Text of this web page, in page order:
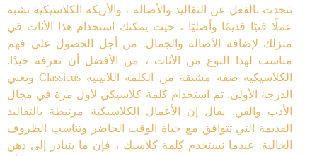
نتحدث بالفعل عن التقاليد والأصالة ، والأريكة الكلاسيكية تشبه
عملًا فنيًا قديمًا وأصليًا ، حيث يمكنك استخدام هذا الأثاث في
منزلك لإضافة الأصالة والجمال. من أجل الحصول على فهم
مناسب لهذا النوع من الأثاث ، من الأفضل أن تعرفه جيدًا.
الكلاسيكية صفة مشتقة من الكلمة اللاتينية Classicus وتعني
الدرجة الأولى. تم استخدام كلمة كلاسيكي لأول مرة في مجال
الأدب والفن. يقال إن الأعمال الكلاسيكية مرتبطة بالتقاليد
القديمة التي تتوافق مع حياة الوقت الحاضر وتناسب الظروف
الحالية. عندما نستخدم كلمة كلاسيك ، فإن ما يتبادر إلى ذهن